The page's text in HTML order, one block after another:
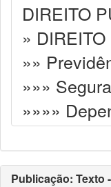
DIREITO
»
»»
»»»
»»»»
Publicação: Texto